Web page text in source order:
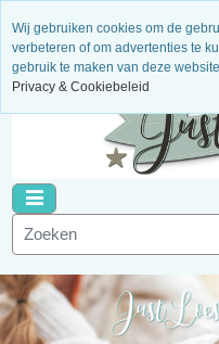
nieuwe artikelen
Wij gebruiken cookies om de
verbeteren of om advertenties te
gebruik te maken van deze
Privacy & Cookiebeleid